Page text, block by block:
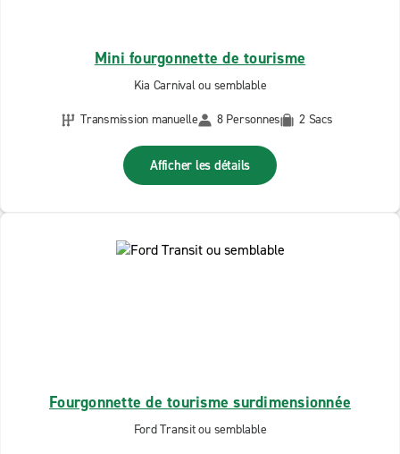
Mini fourgonnette de tourisme
Kia Carnival ou semblable
Transmission manuelle
8 Personnes 2 Sacs
Afficher les détails
Fourgonnette de tourisme surdimensionnée
Ford Transit ou semblable